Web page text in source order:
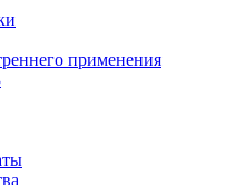
применения